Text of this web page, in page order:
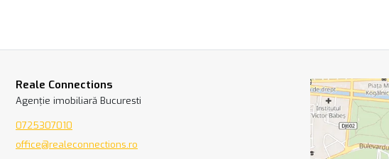
Reale Connections
Agenție imobiliară Bucuresti
0725307010
office@realeconnections.ro